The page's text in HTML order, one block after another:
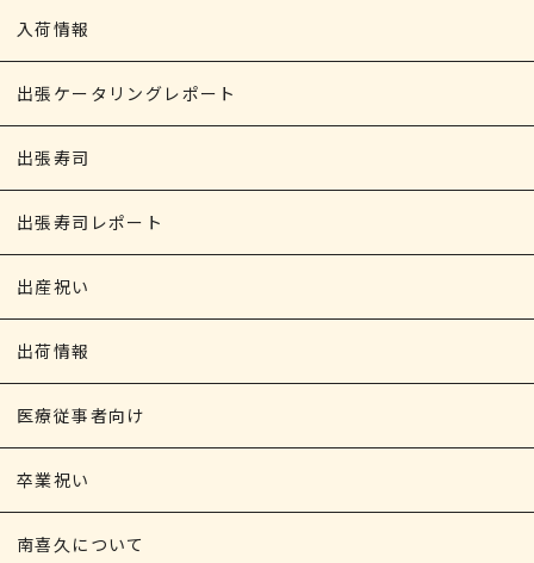
入荷情報
出張ケータリングレポート
出張寿司
出張寿司レポート
出産祝い
出荷情報
医療従事者向け
卒業祝い
南喜久について